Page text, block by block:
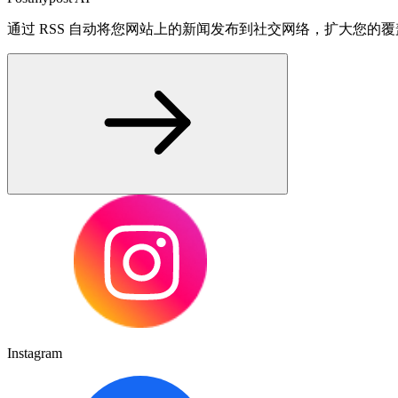
通过 RSS 自动将您网站上的新闻发布到社交网络，扩大您的覆
Instagram